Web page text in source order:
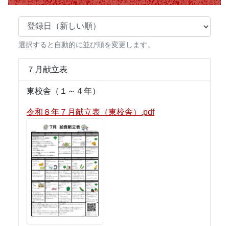
選択すると自動的に並び順を変更します。
７月献立表
東校舎（１～４年）
令和８年７月献立表（東校舎）.pdf